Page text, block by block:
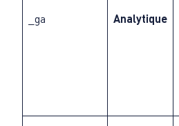
_ga Analytique